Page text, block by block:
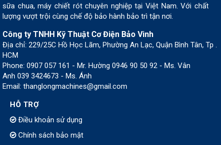
sữa chua, máy chiết rót chuyên nghiệp tại Việt Nam. Với chất
lượng vượt trội cùng chế độ bảo hành bảo trì tận nơi.
Công ty TNHH Kỹ Thuật Cơ Điện Bảo Vinh
Địa chỉ: 229/25C Hồ Học Lãm, Phường An Lạc, Quận Bình Tân, Tp .
HCM
Phone: 0907 057 161 - Mr. Hường 0946 90 50 92 - Ms. Vân
Anh 039 3424673 - Ms. Ánh
Email: thanglongmachines@gmail.com
HỖ TRỢ
Điều khoản sử dụng
Chính sách bảo mật